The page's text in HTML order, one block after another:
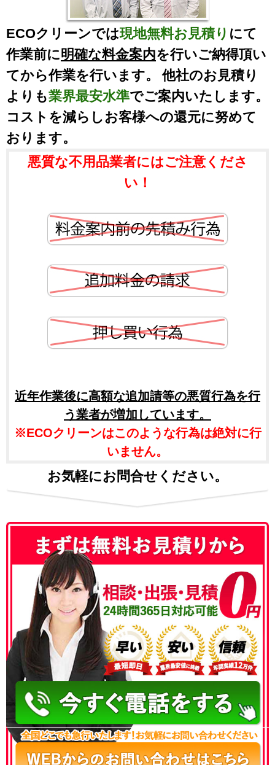
ECOクリーンでは現地無料お見積り にて
作業前に明確な料金案内を行いご納得頂い
てから作業を行います。 他社のお見積り
よりも業界最安水準でご案内いたします。
コストを減らしお客様への還元に努めて
おります。
悪質な不用品業者にはご注意くださ
い！
近年作業後に高額な追加請等の悪質行為を行
う業者が増加しています。
※ECOクリーンはこのような行為は絶対に行
いません。
お気軽にお問合せください。
050-3186-4780